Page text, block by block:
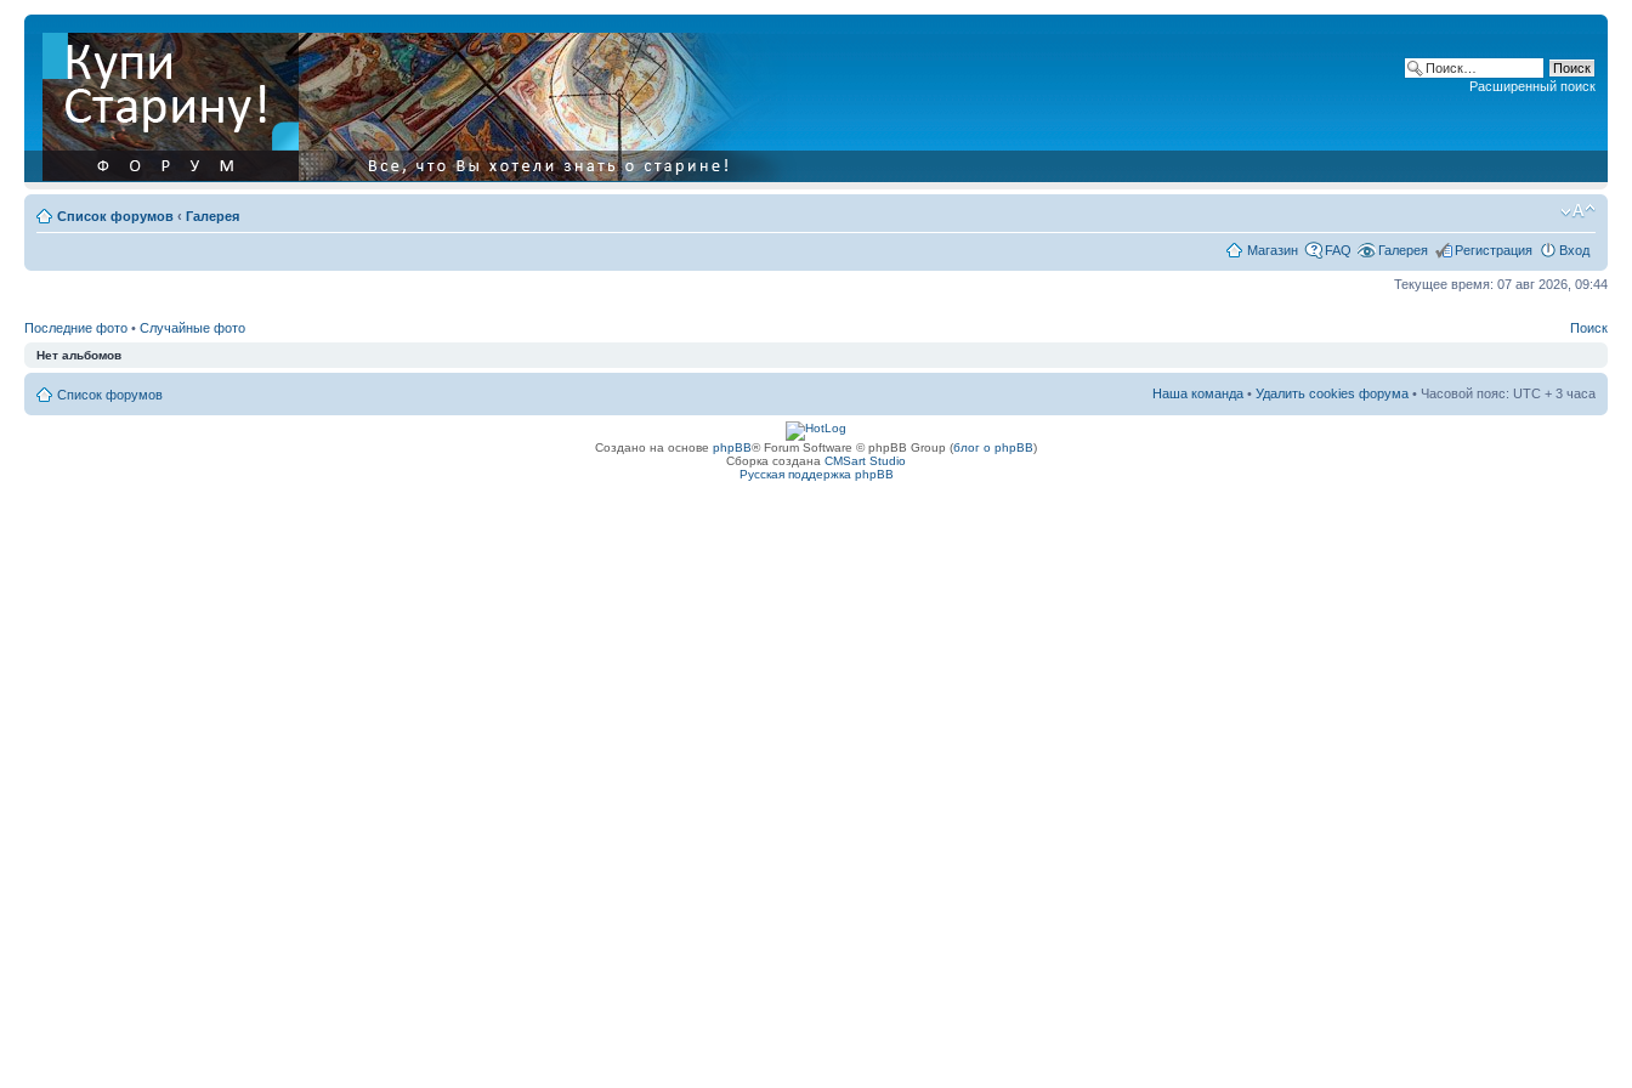
Расширенный поиск
Список форумов ‹ Галерея
Магазин FAQ Галерея Регистрация Вход
Текущее время: 07 авг 2026, 09:44
Последние фото • Случайные фото Поиск
Нет альбомов
Список форумов Наша команда • Удалить cookies форума • Часовой пояс: UTC + 3 часа
Создано на основе phpBB® Forum Software © phpBB Group (блог о phpBB)
Сборка создана CMSart Studio
Русская поддержка phpBB